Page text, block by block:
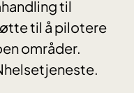
til
til å pilotere
områder.